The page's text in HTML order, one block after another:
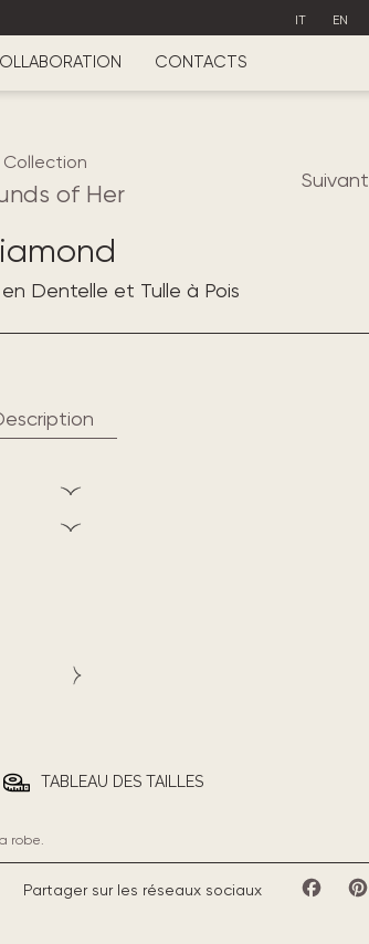
IT EN
CONTACTS
Suivant
Collection
of Her
Dentelle et Tulle à Pois
TABLEAU DES TAILLES
robe.
Partager sur les réseaux sociaux